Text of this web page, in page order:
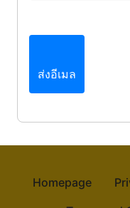
ส่งอีเมล
Homepage